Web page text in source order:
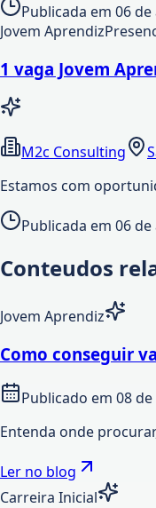
Publicada em 06
Jovem Aprendiz
1 vaga Jovem
M2c Consulting
Estamos com
Publicada em 06
Conteudos
Jovem Aprendiz
Como conseguir
Publicado em 08
Entenda onde
Ler no blog
Carreira Inicial